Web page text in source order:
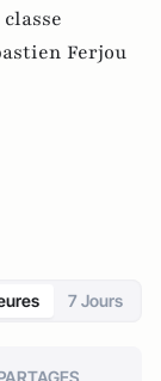
classe
Ferjou
7 Jours